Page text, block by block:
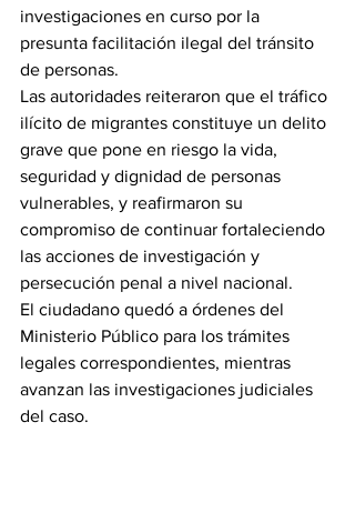
investigaciones en curso por la
presunta facilitación ilegal del tránsito
de personas.
Las autoridades reiteraron que el tráfico
ilícito de migrantes constituye un delito
grave que pone en riesgo la vida,
seguridad y dignidad de personas
vulnerables, y reafirmaron su
compromiso de continuar fortaleciendo
las acciones de investigación y
persecución penal a nivel nacional.
El ciudadano quedó a órdenes del
Ministerio Público para los trámites
legales correspondientes, mientras
avanzan las investigaciones judiciales
del caso.